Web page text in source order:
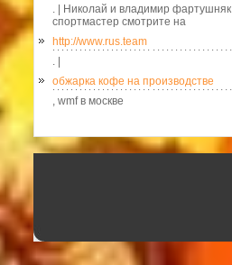
. | Николай и владимир фартушняк
спортмастер смотрите на
http://www.rus.team
. |
обжарка кофе на производстве
, wmf в москве